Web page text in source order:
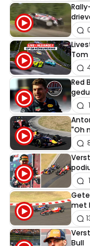
Tom
Red
1
"Oh
1
met
Bull